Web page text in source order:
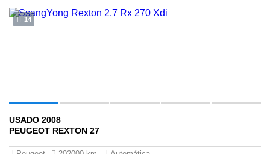
14
USADO 2008
PEUGEOT REXTON 27